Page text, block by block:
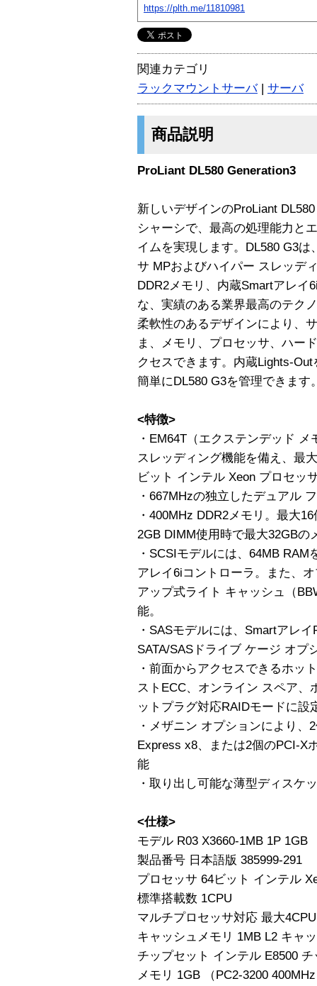
https://plth.me/11810981
関連カテゴリ
ラックマウントサーバ| サーバ
商品説明
ProLiant DL580 Generation3
新しいデザインのProLiant
シャーシで、最高の処理能力と
イムを実現します。DL580 G3
サ MPおよびハイパー スレッデ
DDR2メモリ、内蔵Smartアレイ
な、実績のある業界最高のテク
柔軟性のあるデザインにより、
ま、メモリ、プロセッサ、ハー
クセスできます。内蔵Lights-
簡単にDL580 G3を管理できます
<特徴>
・EM64T（エクステンデッド
スレッディング機能を備え、最
ビット インテル Xeon プロセッ
・667MHzの独立したデュアル
・400MHz DDR2メモリ。最大
2GB DIMM使用時で最大32GBの
・SCSIモデルには、64MB
アレイ6iコントローラ。また、
アップ式ライト キャッシュ（
能。
・SASモデルには、Smartアレ
SATA/SASドライブ ケージ オプ
・前面からアクセスできるホッ
ストECC、オンライン スペア
ットプラグ対応RAIDモードに設
・メザニン オプションにより
Express x8、または2個のPCI-X
能
・取り出し可能な薄型ディスケ
<仕様>
モデル R03 X3660-1MB 1P 1GB
製品番号 日本語版 385999-291
プロセッサ 64ビット インテル
標準搭載数 1CPU
マルチプロセッサ対応 最大4CPU
キャッシュメモリ 1MB L2 キャ
チップセット インテル E8500
メモリ 1GB （PC2-3200